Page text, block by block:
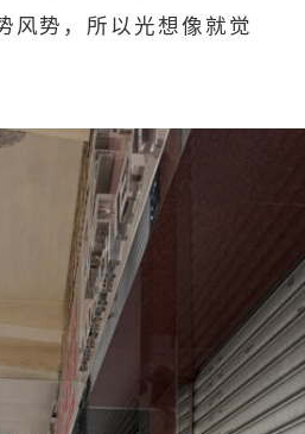
风势，所以光想像就觉